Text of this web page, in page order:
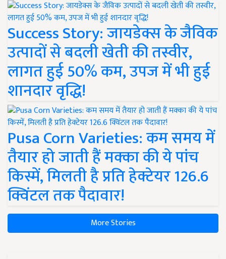
Success Story: जायडेक्स के जैविक
उत्पादों से बदली खेती की तस्वीर,
लागत हुई 50% कम, उपज में भी हुई
शानदार वृद्धि!
Pusa Corn Varieties: कम समय में
तैयार हो जाती हैं मक्का की ये पांच
किस्में, मिलती है प्रति हेक्टेयर 126.6
क्विंटल तक पैदावार!
More Stories